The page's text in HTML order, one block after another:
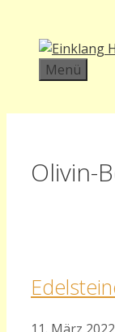
Inhalt
springen
Menü
Olivin-